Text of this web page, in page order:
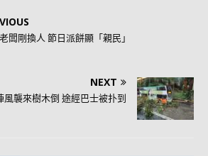
闆剛換人 節日派餅顯「親民」
NEXT
風襲來樹木倒 途經巴士被扑到